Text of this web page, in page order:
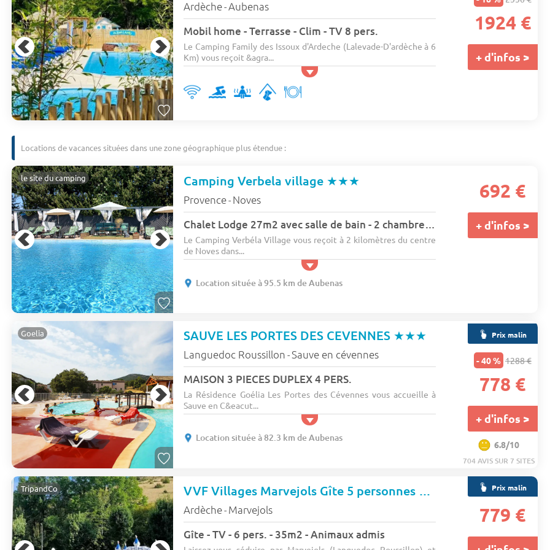
Ardèche-Aubenas
Mobil home - Terrasse - Clim - TV 8 pers.
Le Camping Family des Issoux d'Ardeche (Lalevade-D'ardèche à 6
Km) vous reçoit &agra...
1924 €
+ d'infos >
Locations de vacances situées dans une zone géographique plus étendue :
le site du camping Camping Verbela village ★★★
Provence- Noves
Chalet Lodge 27m2 avec salle de bain - 2 chambres 4 pers.
Le Camping Verbéla Village vous reçoit à 2 kilomètres du centre
de Noves dans...
Location située à 95.5 km de Aubenas
692 €
+ d'infos >
Goelia SAUVE LES PORTES DES CEVENNES ★★★
Languedoc Roussillon -Sauve en cévennes
MAISON 3 PIECES DUPLEX 4 PERS.
La Résidence Goélia Les Portes des Cévennes vous accueille à
Sauve en C&eacut...
Location située à 82.3 km de Aubenas
Prix malin
- 40 % 1288 €
778 €
+ d'infos >
6.8/10
704 AVIS SUR 7 SITES
TripandCo VVF Villages Marvejols Gîte 5 personnes
★★★
Ardèche- Marvejols
Gîte - TV - 6 pers. - 35m2 - Animaux admis
Prix malin
779 €